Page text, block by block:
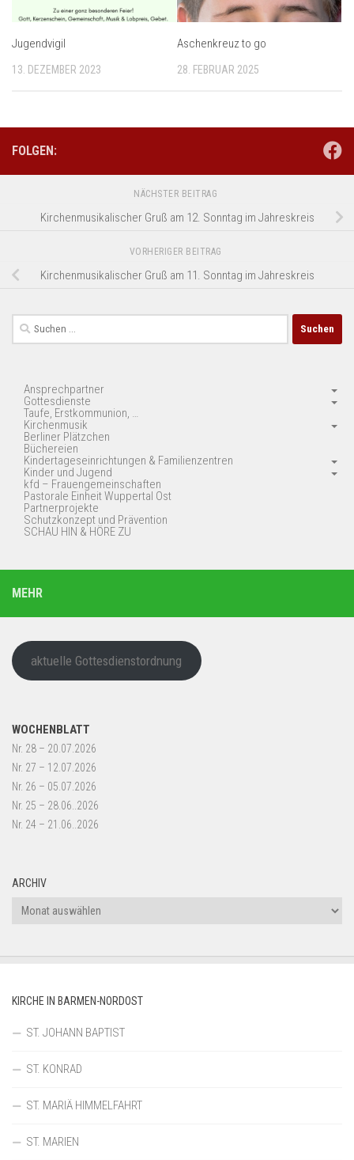
Jugendvigil
13. DEZEMBER 2023
Aschenkreuz to go
28. FEBRUAR 2025
FOLGEN:
NÄCHSTER BEITRAG
Kirchenmusikalischer Gruß am 12. Sonntag im Jahreskreis
VORHERIGER BEITRAG
Kirchenmusikalischer Gruß am 11. Sonntag im Jahreskreis
Suchen
nach:
Ansprechpartner
Gottesdienste
Taufe, Erstkommunion, …
Kirchenmusik
Berliner Plätzchen
Büchereien
Kindertageseinrichtungen & Familienzentren
Kinder und Jugend
kfd – Frauengemeinschaften
Pastorale Einheit Wuppertal Ost
Partnerprojekte
Schutzkonzept und Prävention
SCHAU HIN & HÖRE ZU
MEHR
aktuelle Gottesdienstordnung
WOCHENBLATT
Nr. 28 – 20.07.2026
Nr. 27 – 12.07.2026
Nr. 26 – 05.07.2026
Nr. 25 – 28.06..2026
Nr. 24 – 21.06..2026
ARCHIV
Archiv
KIRCHE IN BARMEN-NORDOST
ST. JOHANN BAPTIST
ST. KONRAD
ST. MARIÄ HIMMELFAHRT
ST. MARIEN